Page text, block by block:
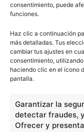
consentimiento, puede
funciones.
Haz clic a continuación
más detalladas. Tus
cambiar tus ajustes en
consentimiento,
haciendo clic en el icono
pantalla.
Garantizar la
detectar fraudes,
Ofrecer y
nuestro sitio. Este
información
Ciencias
Filosofía